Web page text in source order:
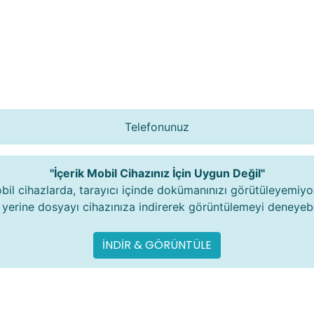
Telefonunuz
"İçerik Mobil Cihazınız İçin Uygun Değil"
cihazlarda, tarayıcı içinde dokümanınızı
yerine dosyayı cihazınıza indirerek görüntülemeyi
İNDİR & GÖRÜNTÜLE